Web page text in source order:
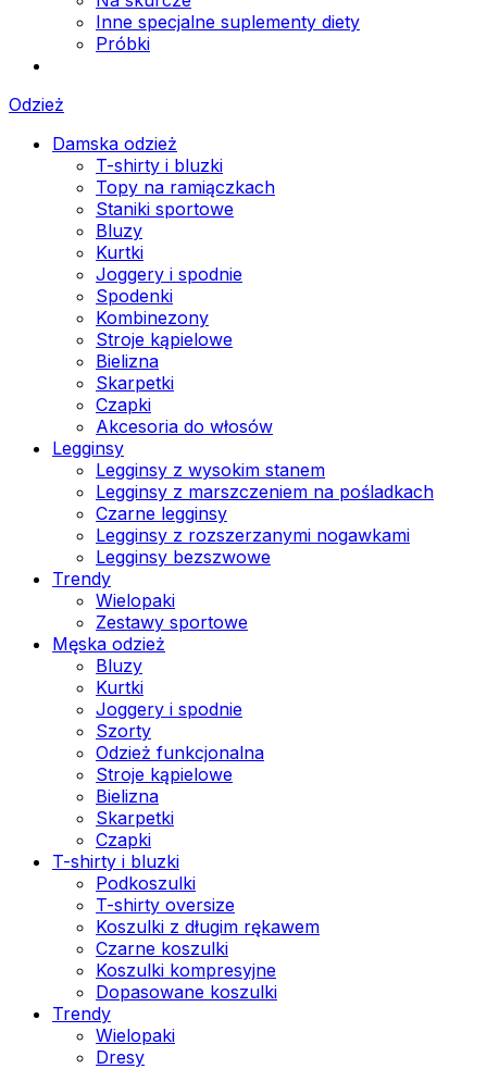
Inne specjalne suplementy diety
Próbki
Odzież
Damska odzież
T-shirty i bluzki
Topy na ramiączkach
Staniki sportowe
Bluzy
Kurtki
Joggery i spodnie
Spodenki
Kombinezony
Stroje kąpielowe
Bielizna
Skarpetki
Czapki
Akcesoria do włosów
Legginsy
Legginsy z wysokim stanem
Legginsy z marszczeniem na pośladkach
Czarne legginsy
Legginsy z rozszerzanymi nogawkami
Legginsy bezszwowe
Trendy
Wielopaki
Zestawy sportowe
Męska odzież
Bluzy
Kurtki
Joggery i spodnie
Szorty
Odzież funkcjonalna
Stroje kąpielowe
Bielizna
Skarpetki
Czapki
T-shirty i bluzki
Podkoszulki
T-shirty oversize
Koszulki z długim rękawem
Czarne koszulki
Koszulki kompresyjne
Dopasowane koszulki
Trendy
Wielopaki
Dresy